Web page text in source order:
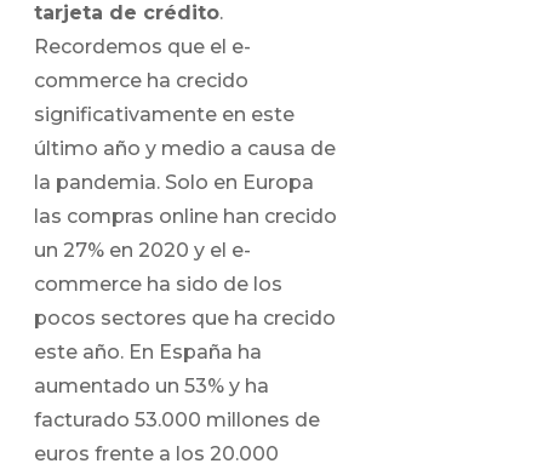
tarjeta de crédito.
Recordemos que el e-
commerce ha crecido
significativamente en este
último año y medio a causa de
la pandemia. Solo en Europa
las compras online han crecido
un 27% en 2020 y el e-
commerce ha sido de los
pocos sectores que ha crecido
este año. En España ha
aumentado un 53% y ha
facturado 53.000 millones de
euros frente a los 20.000